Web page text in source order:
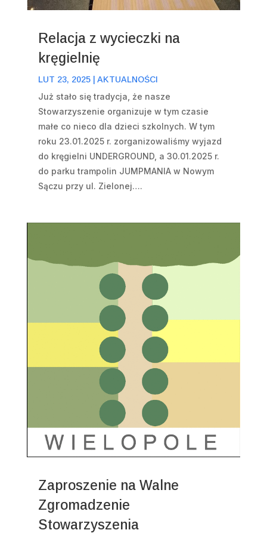
Relacja z wycieczki na
kręgielnię
LUT 23, 2025| AKTUALNOŚCI
Już stało się tradycja, że nasze
Stowarzyszenie organizuje w tym czasie
małe co nieco dla dzieci szkolnych. W tym
roku 23.01.2025 r. zorganizowaliśmy wyjazd
do kręgielni UNDERGROUND, a 30.01.2025 r.
do parku trampolin JUMPMANIA w Nowym
Sączu przy ul. Zielonej….
Zaproszenie na Walne
Zgromadzenie
Stowarzyszenia